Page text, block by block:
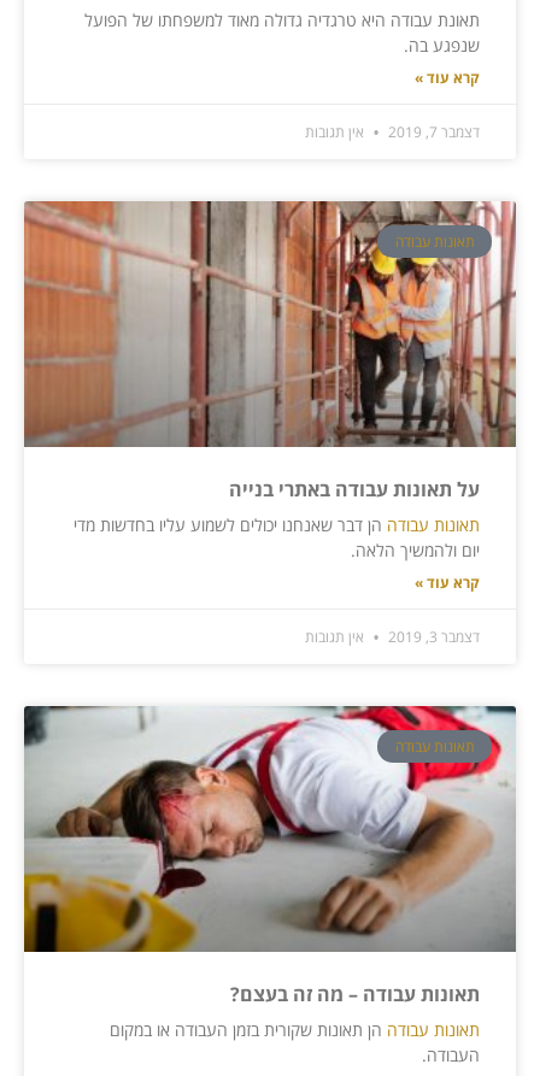
תאונת עבודה היא טרגדיה גדולה מאוד למשפחתו של הפועל
שנפגע בה.
קרא עוד »
דצמבר 7, 2019 אין תגובות
תאונות עבודה
על תאונות עבודה באתרי בנייה
תאונות עבודה הן דבר שאנחנו יכולים לשמוע עליו בחדשות מדי
יום ולהמשיך הלאה.
קרא עוד »
דצמבר 3, 2019 אין תגובות
תאונות עבודה
תאונות עבודה – מה זה בעצם?
תאונות עבודה הן תאונות שקורית בזמן העבודה או במקום
העבודה.